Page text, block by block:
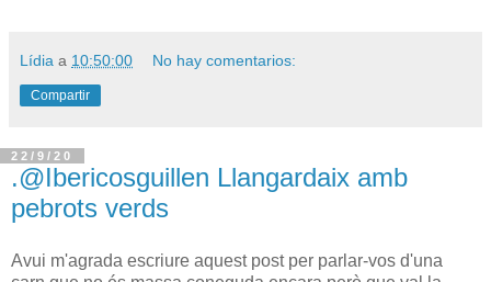
Lídia a 10:50:00 No hay comentarios:
Compartir
22/9/20
.@Ibericosguillen Llangardaix amb
pebrots verds
Avui m'agrada escriure aquest post per parlar-vos d'una